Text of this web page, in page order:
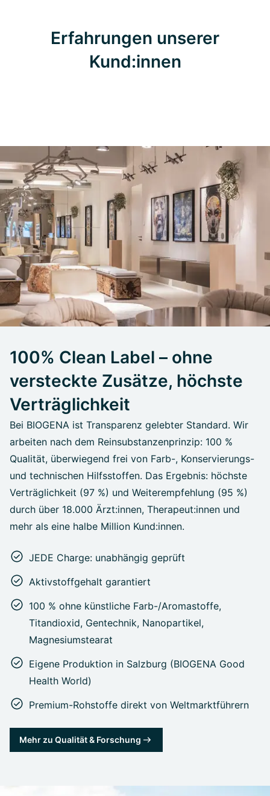
Erfahrungen unserer
Kund:innen
100% Clean Label – ohne
versteckte Zusätze, höchste
Verträglichkeit
Bei BIOGENA ist Transparenz gelebter Standard. Wir
arbeiten nach dem Reinsubstanzenprinzip: 100 %
Qualität, überwiegend frei von Farb-, Konservierungs-
und technischen Hilfsstoffen. Das Ergebnis: höchste
Verträglichkeit (97 %) und Weiterempfehlung (95 %)
durch über 18.000 Ärzt:innen, Therapeut:innen und
mehr als eine halbe Million Kund:innen.
JEDE Charge: unabhängig geprüft
Aktivstoffgehalt garantiert
100 % ohne künstliche Farb-/Aromastoffe,
Titandioxid, Gentechnik, Nanopartikel,
Magnesiumstearat
Eigene Produktion in Salzburg (BIOGENA Good
Health World)
Premium-Rohstoffe direkt von Weltmarktführern
Mehr zu Qualität & Forschung